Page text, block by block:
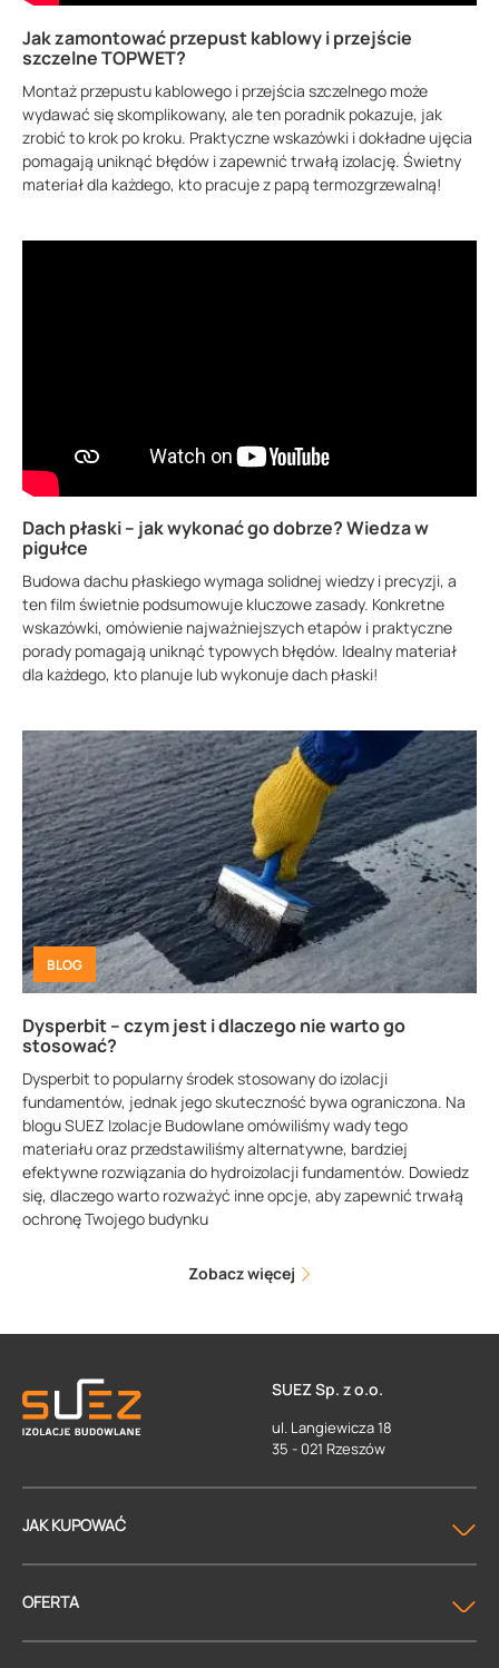
Jak zamontować przepust kablowy i przejście
szczelne TOPWET?
Montaż przepustu kablowego i przejścia szczelnego może
wydawać się skomplikowany, ale ten poradnik pokazuje, jak
zrobić to krok po kroku. Praktyczne wskazówki i dokładne ujęcia
pomagają uniknąć błędów i zapewnić trwałą izolację. Świetny
materiał dla każdego, kto pracuje z papą termozgrzewalną!
Dach płaski – jak wykonać go dobrze? Wiedza w
pigułce
Budowa dachu płaskiego wymaga solidnej wiedzy i precyzji, a
ten film świetnie podsumowuje kluczowe zasady. Konkretne
wskazówki, omówienie najważniejszych etapów i praktyczne
porady pomagają uniknąć typowych błędów. Idealny materiał
dla każdego, kto planuje lub wykonuje dach płaski!
BLOG
Dysperbit – czym jest i dlaczego nie warto go
stosować?
Dysperbit to popularny środek stosowany do izolacji
fundamentów, jednak jego skuteczność bywa ograniczona. Na
blogu SUEZ Izolacje Budowlane omówiliśmy wady tego
materiału oraz przedstawiliśmy alternatywne, bardziej
efektywne rozwiązania do hydroizolacji fundamentów. Dowiedz
się, dlaczego warto rozważyć inne opcje, aby zapewnić trwałą
ochronę Twojego budynku
Zobacz więcej
SUEZ Sp. z o.o.
ul. Langiewicza 18
35 - 021 Rzeszów
JAK KUPOWAĆ
OFERTA